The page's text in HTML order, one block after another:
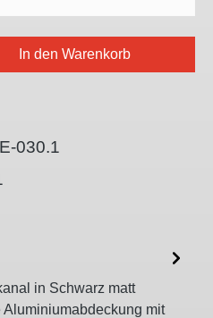
den gewünschten
In den Warenkorb
030.1
in Schwarz matt
mit